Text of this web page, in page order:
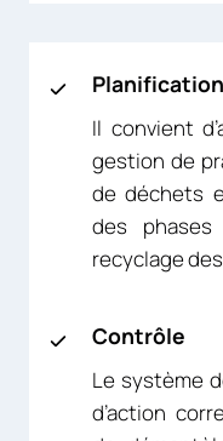
Planification
Il convient
gestion de
de déchets
des
recyclage
Contrôle
Le système
d’action